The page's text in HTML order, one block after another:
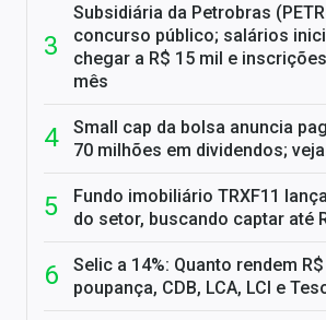
Subsidiária da Petrobras
concurso público; salários
chegar a R$ 15 mil e
mês
Small cap da bolsa anuncia
70 milhões em dividendos;
Fundo imobiliário TRXF11
do setor, buscando captar até
Selic a 14%: Quanto rendem
poupança, CDB, LCA, LCI e